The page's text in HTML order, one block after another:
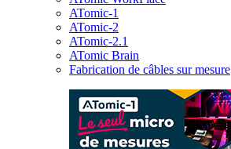
ATomic-1
ATomic-2
ATomic-2.1
ATomic Brain
Fabrication de câbles sur mesure